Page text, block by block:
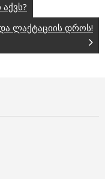
ლაქტაციის დროს!